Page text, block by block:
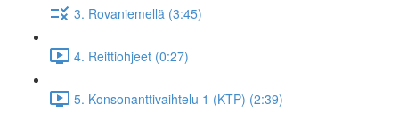
3. Rovaniemellä (3:45)
4. Reittiohjeet (0:27)
5. Konsonanttivaihtelu 1 (KTP) (2:39)